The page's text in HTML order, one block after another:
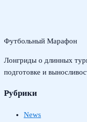
Футбольный Марафон
Лонгриды о длинных
подготовке и
Рубрики
News